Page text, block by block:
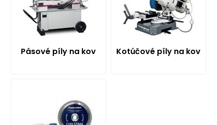
Pásové píly na kov Kotúčové píly na kov